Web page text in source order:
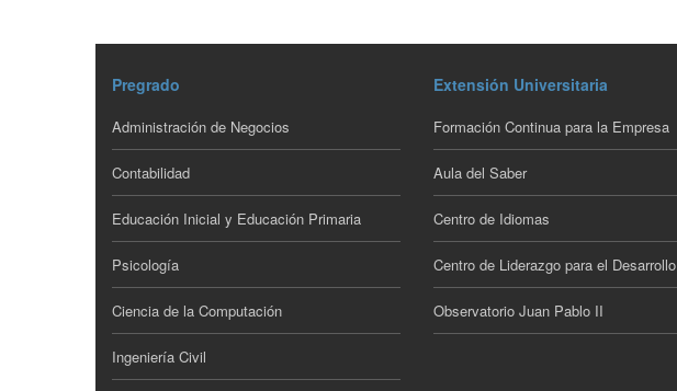
Pregrado
Administración de Negocios
Contabilidad
Educación Inicial y Educación Primaria
Psicología
Ciencia de la Computación
Ingeniería Civil
Extensión Universitaria
Formación Continua para la Empresa
Aula del Saber
Centro de Idiomas
Centro de Liderazgo para el Desarrollo
Observatorio Juan Pablo II